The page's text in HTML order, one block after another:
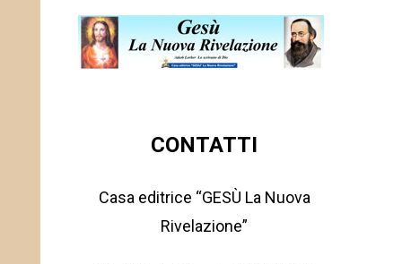
CONTATTI
Casa editrice “GESÙ La Nuova
Rivelazione”